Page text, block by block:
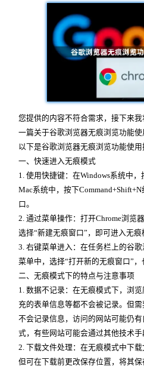
您提供的内容不符合需求，接下来
一篇关于谷歌浏览器无痕浏览功能使
以下是谷歌浏览器无痕浏览功能使用
一、快速进入无痕模式
1. 使用快捷键：在Windows系统中
Mac系统中，按下
口。
2. 通过菜单操作：打开Chrome浏览
选择“新建无痕窗口”，即可进入无痕
3. 右键菜单进入：在任务栏上的谷
菜单中，选择“打开新的无痕窗口”，
二、无痕模式下的特点与注意事项
1. 数据不记录：在无痕模式下，浏
充的表单信息等都不会被记录。但
不会记录信息，访问的网站可能仍
式，有些网站可能会通过其他技术手
2. 下载文件处理：在无痕模式中下载
但可在下载前更改保存位置，将其保